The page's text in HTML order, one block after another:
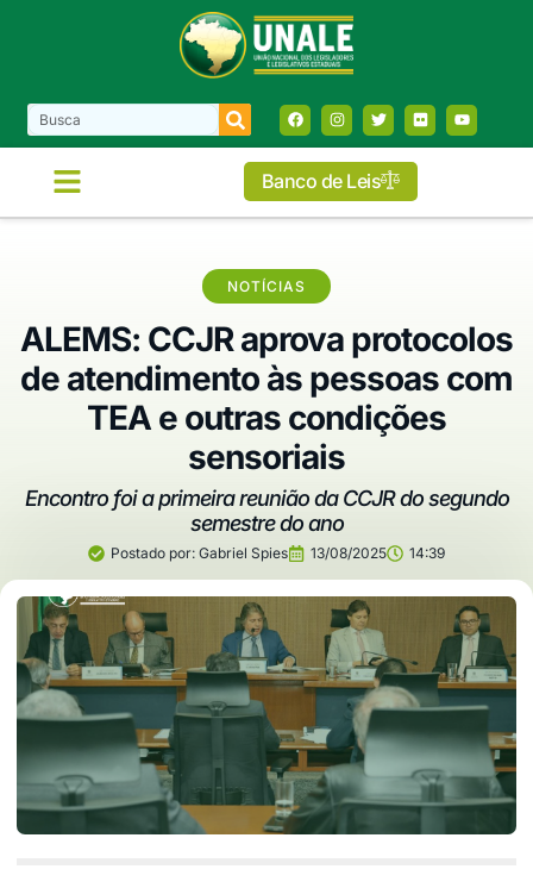
Banco de Leis
NOTÍCIAS
ALEMS: CCJR aprova protocolos
de atendimento às pessoas com
TEA e outras condições
sensoriais
Encontro foi a primeira reunião da CCJR do segundo
semestre do ano
Postado por: Gabriel Spies 13/08/2025 14:39